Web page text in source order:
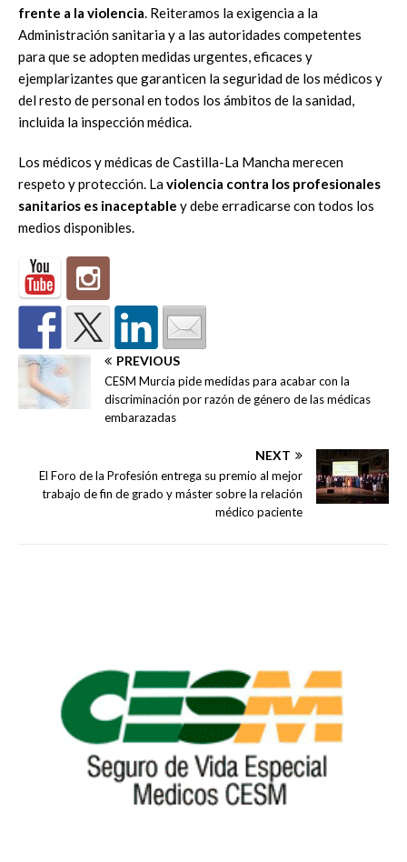
frente a la violencia. Reiteramos la exigencia a la
Administración sanitaria y a las autoridades competentes
para que se adopten medidas urgentes, eficaces y
ejemplarizantes que garanticen la seguridad de los médicos y
del resto de personal en todos los ámbitos de la sanidad,
incluida la inspección médica.
Los médicos y médicas de Castilla-La Mancha merecen
respeto y protección. Laviolencia contra los profesionales
sanitarios es inaceptable y debe erradicarse con todos los
medios disponibles.
PREVIOUS
CESM Murcia pide medidas para acabar con la
discriminación por razón de género de las médicas
embarazadas
NEXT
El Foro de la Profesión entrega su premio al mejor
trabajo de fin de grado y máster sobre la relación
médico paciente